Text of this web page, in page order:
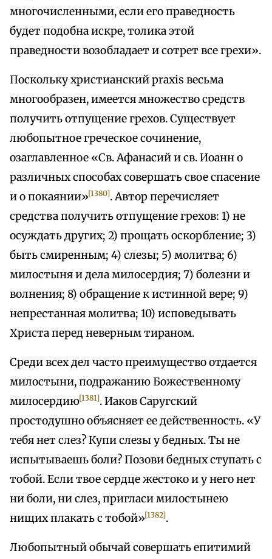
многочисленными, если его праведность
будет подобна искре, толика этой
праведности возобладает и сотрет все грехи».
Поскольку христианский praxis весьма
многообразен, имеется множество средств
получить отпущение грехов. Существует
любопытное греческое сочинение,
озаглавленное «Св. Афанасий и св. Иоанн о
различных способах совершать свое спасение
и о покаянии»[1380]. Автор перечисляет
средства получить отпущение грехов: 1) не
осуждать других; 2) прощать оскорбление; 3)
быть смиренным; 4) слезы; 5) молитва; 6)
милостыня и дела милосердия; 7) болезни и
волнения; 8) обращение к истинной вере; 9)
непрестанная молитва; 10) исповедывать
Христа перед неверным тираном.
Среди всех дел часто преимущество отдается
милостыни, подражанию Божественному
милосердию[1381]. Иаков Саругский
простодушно объясняет ее действенность. «У
тебя нет слез? Купи слезы у бедных. Ты не
испытываешь боли? Позови бедных ступать с
тобой. Если твое сердце жестоко и у него нет
ни боли, ни слез, пригласи милостынею
нищих плакать с тобой»[1382].
Любопытный обычай совершать епитимий